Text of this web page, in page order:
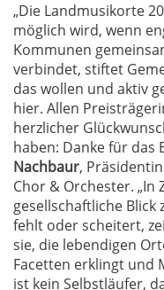
„Die Landmusikorte
möglich wird, wenn
Kommunen
verbindet, stiftet
das wollen und aktiv
hier. Allen
herzlicher
haben: Danke für das
Nachbaur,
Chor & Orchester. „In
gesellschaftliche Blick
fehlt oder scheitert,
sie, die lebendigen
Facetten erklingt und
ist kein Selbstläufer,